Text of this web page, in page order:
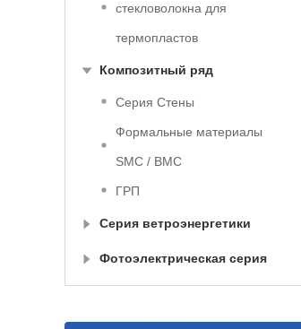
стекловолокна для
термопластов
Композитный ряд
Серия Стены
Формальные материалы
SMC / BMC
ГРП
Серия ветроэнергетики
Фотоэлектрическая серия